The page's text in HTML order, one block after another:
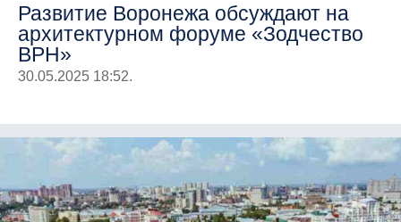
Развитие Воронежа обсуждают на
архитектурном форуме «Зодчество
ВРН»
30.05.2025 18:52.